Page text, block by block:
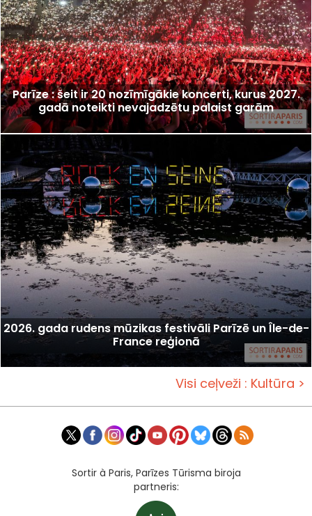
Parīze : šeit ir 20 nozīmīgākie koncerti, kurus 2027.
gadā noteikti nevajadzētu palaist garām
2026. gada rudens mūzikas festivāli Parīzē un Île-de-
France reģionā
Visi ceļveži : Kultūra >
Sortir à Paris, Parīzes Tūrisma biroja
partneris: